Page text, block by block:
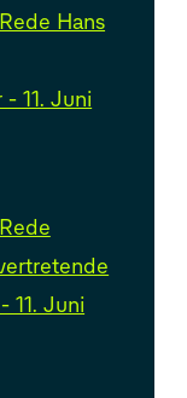
Hans
11. Juni
11. Juni